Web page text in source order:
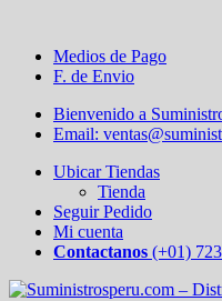
Medios de Pago
F. de Envio
Bienvenido a
Email:
Ubicar Tiendas
Tienda
Seguir Pedido
Mi cuenta
Contactanos (+01)